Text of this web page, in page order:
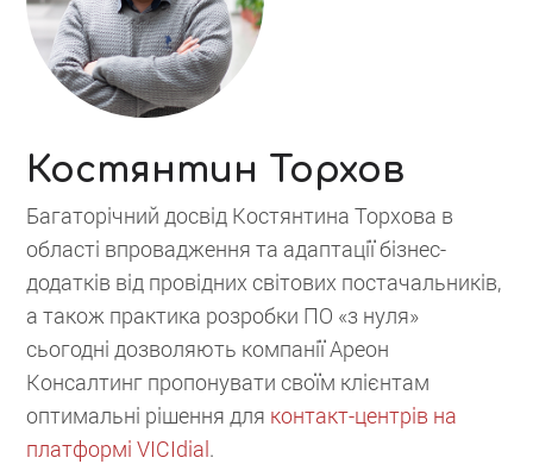
Костянтин Торхов
Багаторічний досвід Костянтина Торхова в
області впровадження та адаптації бізнес-
додатків від провідних світових постачальників,
а також практика розробки ПО «з нуля»
сьогодні дозволяють компанії Ареон
Консалтинг пропонувати своїм клієнтам
оптимальні рішення для контакт-центрів на
платформі VICIdial.